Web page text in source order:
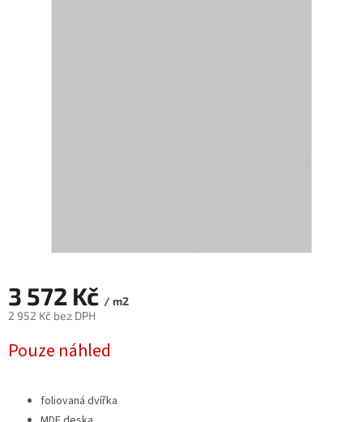
3 572 Kč / m2
2 952 Kč bez DPH
cena:
Pouze náhled
foliovaná dvířka